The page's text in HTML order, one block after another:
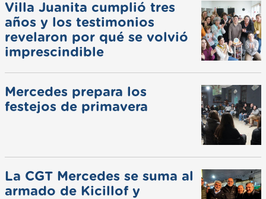
Villa Juanita cumplió tres
años y los testimonios
revelaron por qué se volvió
imprescindible
Mercedes prepara los
festejos de primavera
La CGT Mercedes se suma al
armado de Kicillof y